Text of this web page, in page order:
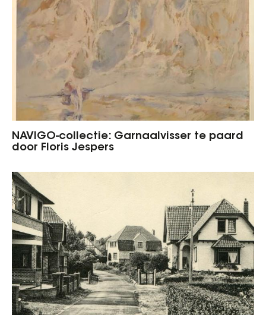
NAVIGO-collectie: Garnaalvisser te paard
door Floris Jespers